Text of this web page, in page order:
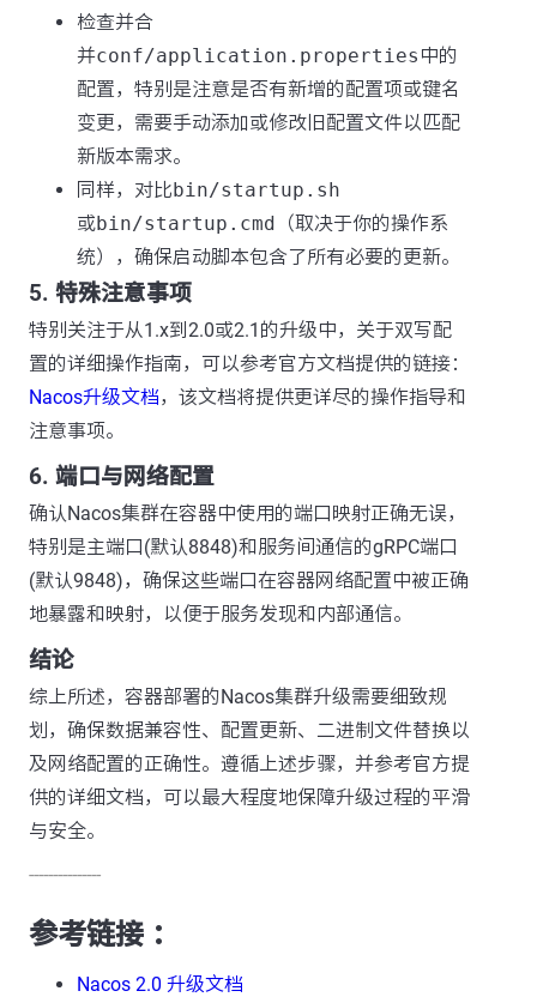
检查并合
并conf/application.properties 中的
配置，特别是注意是否有新增的配置项或键名
变更，需要手动添加或修改旧配置文件以匹配
新版本需求。
同样，对比bin/startup.sh
或bin/startup.cmd （取决于你的操作系
统），确保启动脚本包含了所有必要的更新。
5. 特殊注意事项
特别关注于从1.x到2.0或2.1的升级中，关于双写配
置的详细操作指南，可以参考官方文档提供的链接：
Nacos升级文档，该文档将提供更详尽的操作指导和
注意事项。
6. 端口与网络配置
确认Nacos集群在容器中使用的端口映射正确无误，
特别是主端口(默认8848)和服务间通信的gRPC端口
(默认9848)，确保这些端口在容器网络配置中被正确
地暴露和映射，以便于服务发现和内部通信。
结论
综上所述，容器部署的Nacos集群升级需要细致规
划，确保数据兼容性、配置更新、二进制文件替换以
及网络配置的正确性。遵循上述步骤，并参考官方提
供的详细文档，可以最大程度地保障升级过程的平滑
与安全。
---------------
参考链接 ：
Nacos 2.0 升级文档